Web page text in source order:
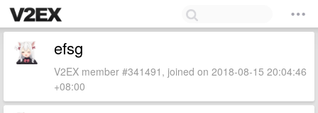
efsg
V2EX member #341491, joined on 2018-08-15 20:04:46
+08:00